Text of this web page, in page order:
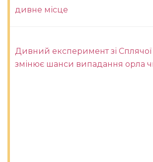
дивне місце
Дивний експеримент зі
змінює шанси випадання орла